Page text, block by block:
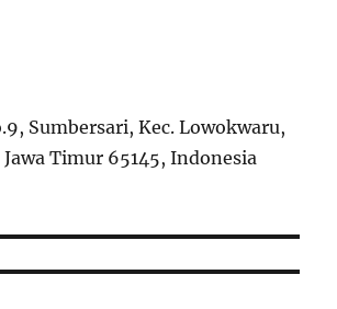
Sumbersari, Kec. Lowokwaru,
Timur 65145, Indonesia